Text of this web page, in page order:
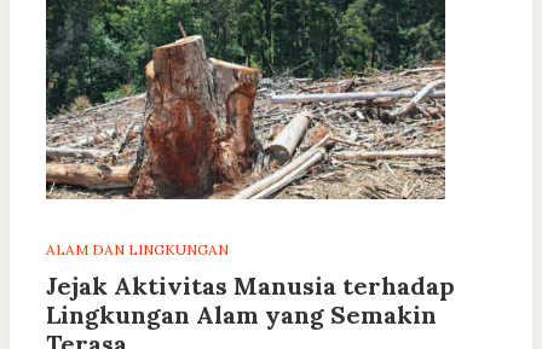
ALAM DAN LINGKUNGAN
Jejak Aktivitas Manusia terhadap
Lingkungan Alam yang Semakin